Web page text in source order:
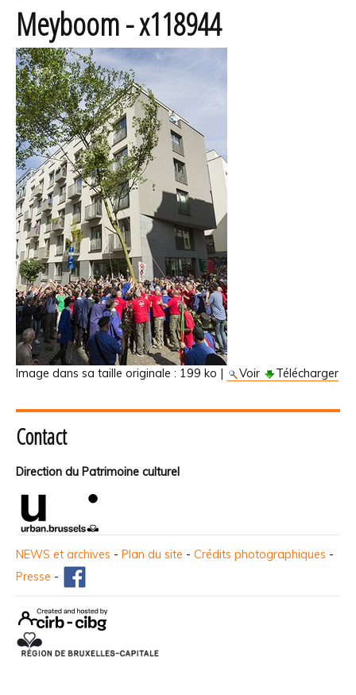
Meyboom - x118944
Image dans sa taille originale : 199 ko | Voir Télécharger
Contact
Direction du Patrimoine culturel
NEWS et archives - Plan du site - Crédits photographiques -
Presse -